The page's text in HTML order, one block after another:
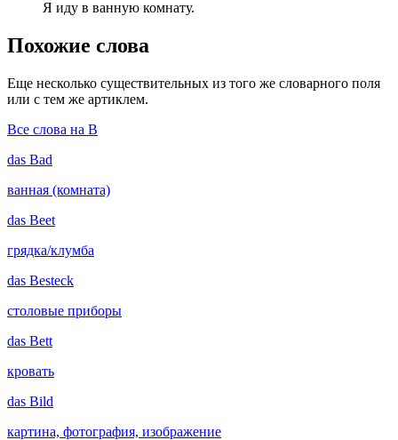
Я иду в ванную комнату.
Похожие слова
Еще несколько существительных из того же словарного поля
или с тем же артиклем.
Все слова на B
das Bad
ванная (комната)
das Beet
грядка/клумба
das Besteck
столовые приборы
das Bett
кровать
das Bild
картина, фотография, изображение